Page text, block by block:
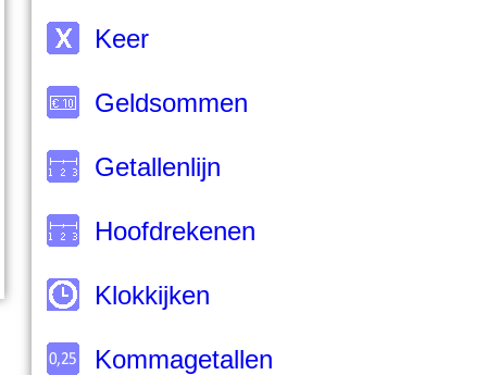
Keer
Geldsommen
Getallenlijn
Hoofdrekenen
Klokkijken
Kommagetallen